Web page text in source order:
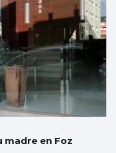
madre en Foz